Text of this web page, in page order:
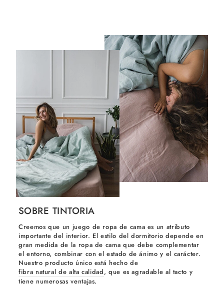
SOBRE TINTORIA
Creemos que un juego de ropa de cama es un atributo
importante del interior. El estilo del dormitorio depende en
gran medida de la ropa de cama que debe complementar
el entorno, combinar con el estado de ánimo y el carácter.
Nuestro producto único está hecho de
fibra natural de alta calidad, que es agradable al tacto y
tiene numerosas ventajas.